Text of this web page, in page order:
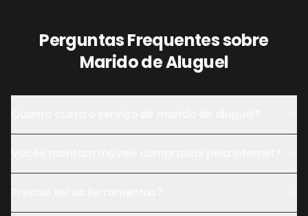
Perguntas Frequentes sobre
Marido de Aluguel